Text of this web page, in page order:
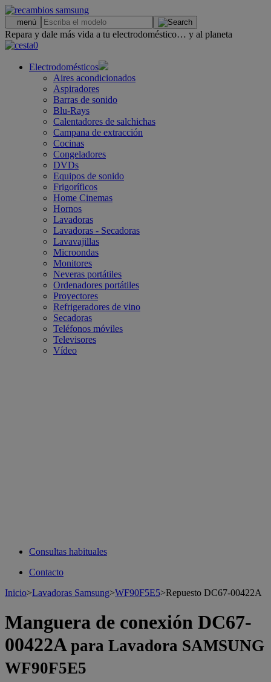
menú
Repara y dale más vida a tu electrodoméstico… y al planeta
0
Electrodomésticos
Aires acondicionados
Aspiradores
Barras de sonido
Blu-Rays
Calentadores de salchichas
Campana de extracción
Cocinas
Congeladores
DVDs
Equipos de sonido
Frigoríficos
Home Cinemas
Hornos
Lavadoras
Lavadoras - Secadoras
Lavavajillas
Microondas
Monitores
Neveras portátiles
Ordenadores portátiles
Proyectores
Refrigeradores de vino
Secadoras
Teléfonos móviles
Televisores
Vídeo
Consultas habituales
Contacto
Inicio>Lavadoras Samsung>WF90F5E5>Repuesto DC67-00422A
Manguera de conexión DC67-
00422A para Lavadora SAMSUNG
WF90F5E5